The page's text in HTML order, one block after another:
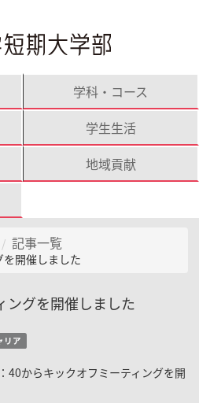
学科・コース
学生生活
地域貢献
記事一覧
開催しました
ングを開催しました
リア
からキックオフミーティングを開